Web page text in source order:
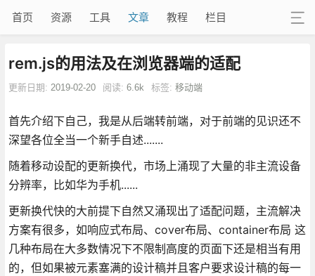
首页 资源 工具 文章 教程 栏目
rem.js的用法及在浏览器端的适配
更新日期: 2019-02-20 阅读: 6.6k 标签: 移动端
首先介绍下自己，我是从后端转前端，对于前端的见识还不
深望各位全当一个新手自述.......
随着移动设配的更新换代，市场上涌现了大量的非主流设备
分辨率，比如华为手机......
更新换代快的大前提下自然又涌现出了适配问题，主流解决
方案有很多，如响应式布局、cover布局、container布局 这
几种布局在大多数情况下不限制高度的页面下还是相当有用
的，但如果被元素塞满的设计稿并且客户要求设计稿的每一